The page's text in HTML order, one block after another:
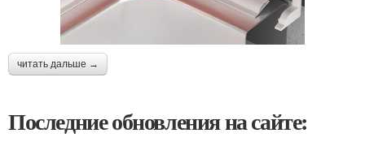
читать дальше →
Последние обновления на сайте: